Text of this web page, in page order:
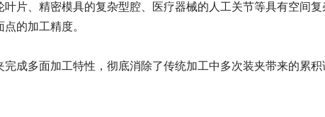
、精密模具的复杂型腔、医疗器械的人工关节等具有空间
的加工精度。
多面加工特性，彻底消除了传统加工中多次装夹带来的累